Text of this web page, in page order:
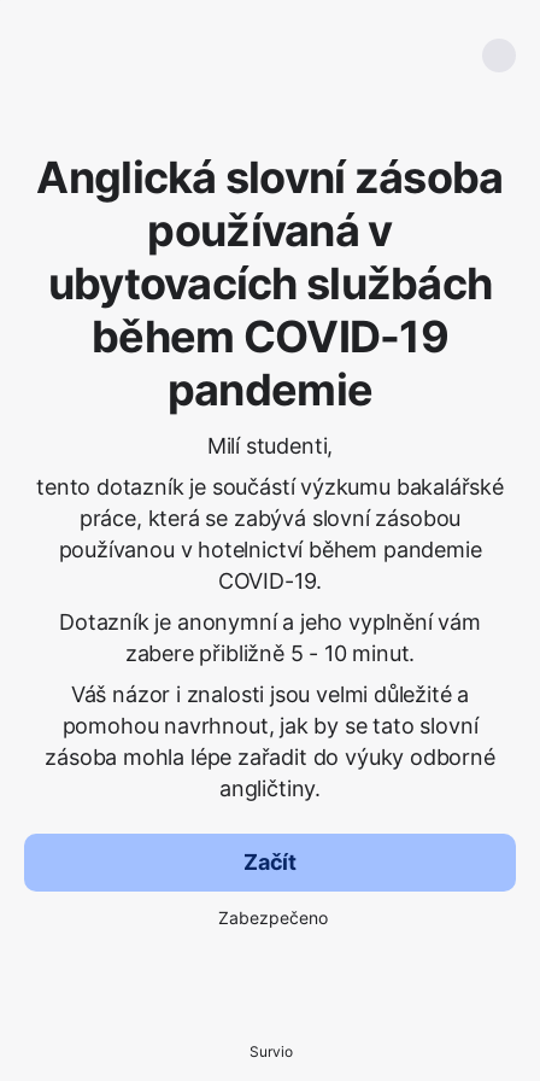
Anglická slovní zásoba
používaná v
ubytovacích službách
během COVID-19
pandemie
Milí studenti,
tento dotazník je součástí výzkumu bakalářské
práce, která se zabývá slovní zásobou
používanou v hotelnictví během pandemie
COVID-19.
Dotazník je anonymní a jeho vyplnění vám
zabere přibližně 5 - 10 minut.
Váš názor i znalosti jsou velmi důležité a
pomohou navrhnout, jak by se tato slovní
zásoba mohla lépe zařadit do výuky odborné
angličtiny.
Začít
Zabezpečeno
Survio